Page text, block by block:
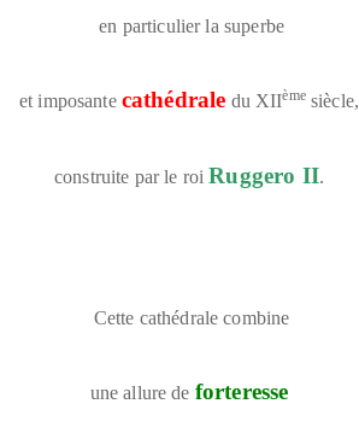
en particulier la superbe
et imposante cathédrale du XIIèmesiècle,
construite par le roi Ruggero II.
Cette cathédrale combine
une allure de forteresse